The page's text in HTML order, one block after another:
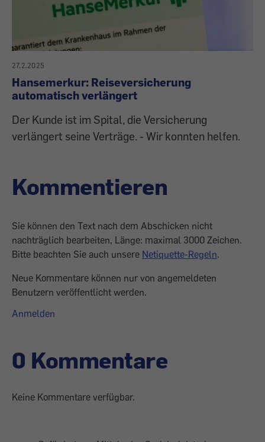
27.2.2025
Hansemerkur: Reiseversicherung
automatisch verlängert
Der Kunde ist im Spital, die Versicherung
verlängert seine Verträge. - Wir konnten helfen.
Kommentieren
Sie können den Text nach dem Abschicken nicht
nachträglich bearbeiten, Länge: maximal 3000 Zeichen.
Bitte beachten Sie auch unsere Netiquette-Regeln.
Neue Kommentare können nur von angemeldeten
Benutzern veröffentlicht werden.
Anmelden
0 Kommentare
Keine Kommentare verfügbar.